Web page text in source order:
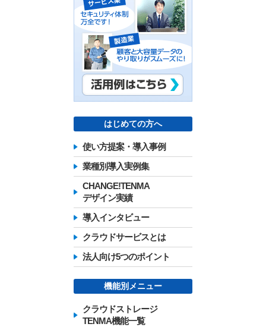
はじめての方へ
使い方提案・導入事例
業種別導入実例集
CHANGE!TENMA
デザイン実績
導入インタビュー
クラウドサービスとは
法人向け5つのポイント
機能別メニュー
クラウドストレージ
TENMA機能一覧